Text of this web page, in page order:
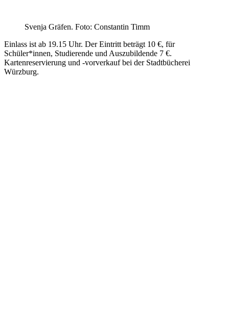
Svenja Gräfen. Foto: Constantin Timm
Einlass ist ab 19.15 Uhr. Der Eintritt beträgt 10 €, für
Schüler*innen, Studierende und Auszubildende 7 €.
Kartenreservierung und -vorverkauf bei der Stadtbücherei
Würzburg.